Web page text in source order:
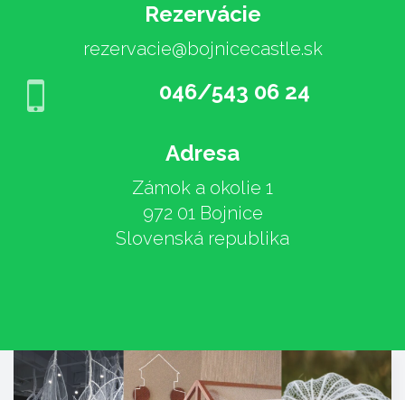
Rezervácie
rezervacie@bojnicecastle.sk
046/543 06 24
Adresa
Zámok a okolie 1
972 01 Bojnice
Slovenská republika